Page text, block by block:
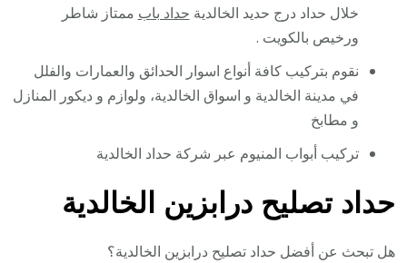
خلال حداد درج حديد الخالدية حداد باب ممتاز شاطر
ورخيص بالكويت .
نقوم بتركيب كافة أنواع اسوار الحدائق والعمارات والفلل
في مدينة الخالدية و اسواق الخالدية، ولوازم و ديكور المنازل
و مطابخ
تركيب أبواب المنيوم عبر شركة حداد الخالدية
حداد تصليح درابزين الخالدية
هل تبحث عن أفضل حداد تصليح درابزين الخالدية؟